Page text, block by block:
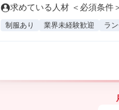
求めている人材 ＜必須
制服あり 業界未経験歓迎 ラ